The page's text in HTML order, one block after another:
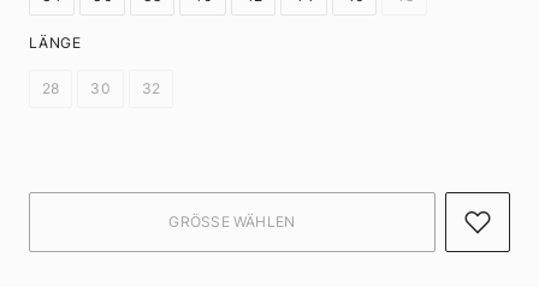
LÄNGE
28 30 32